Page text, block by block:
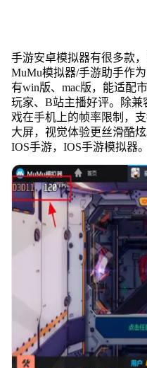
手游安卓模拟器有很多款
MuMu模拟器/手游助手作
有win版、mac版，能适配
玩家、B站主播好评。除
戏在手机上的帧率限制，
大屏，视觉体验更丝滑酷
IOS手游，IOS手游模拟器。